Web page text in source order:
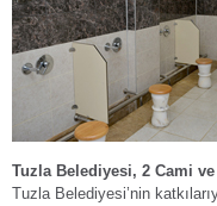
Tuzla Belediyesi, 2 Cami ve
Tuzla Belediyesi’nin